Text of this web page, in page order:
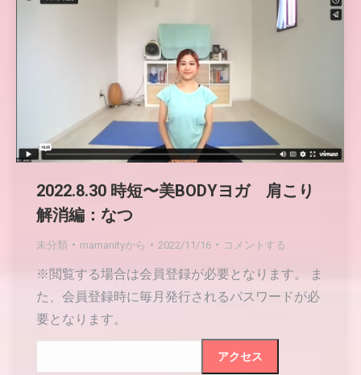
2022.8.30 時短〜美BODYヨガ 肩こり
解消編：なつ
未分類 mamanityから 2022/11/16 コメントする
※閲覧する場合は会員登録が必要となります。 ま
た、会員登録時に毎月発行されるパスワードが必
要となります。